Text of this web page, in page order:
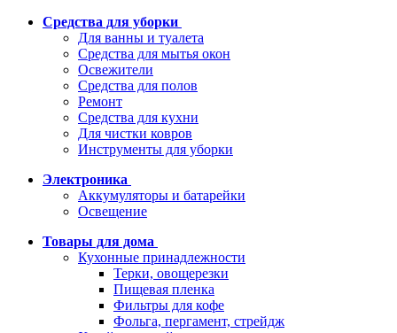
Средства для уборки
Для ванны и туалета
Средства для мытья окон
Освежители
Средства для полов
Ремонт
Средства для кухни
Для чистки ковров
Инструменты для уборки
Электроника
Аккумуляторы и батарейки
Освещение
Товары для дома
Кухонные принадлежности
Терки, овощерезки
Пищевая пленка
Фильтры для кофе
Фольга, пергамент, стрейдж